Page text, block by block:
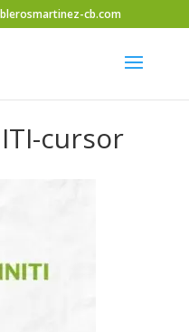
cb.com
cursor